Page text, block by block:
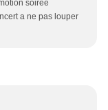
soiree
a ne pas louper